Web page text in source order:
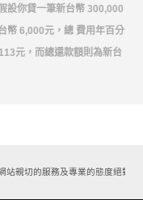
設你貸一筆新台幣 300,000
幣 6,000元，總 費用年百分
元，而總還款額則為新台
親切的服務及專業的態度絕對